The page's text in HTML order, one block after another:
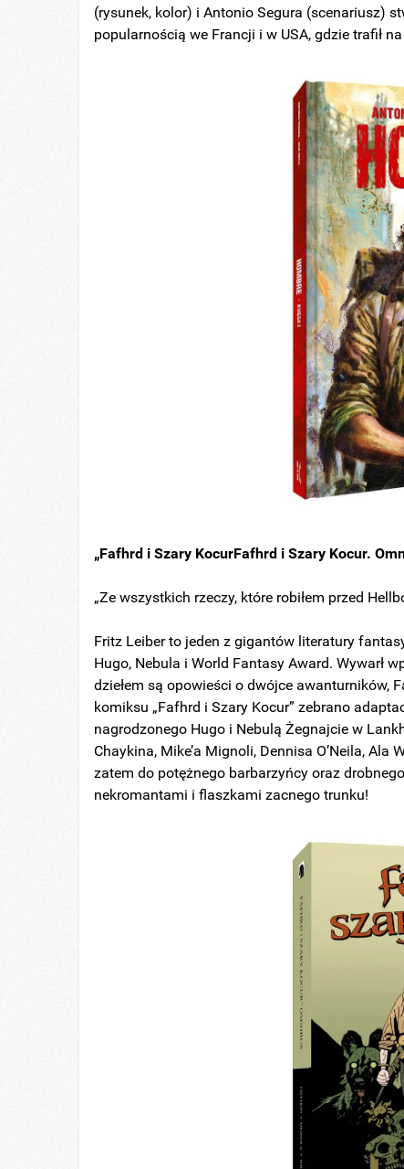
(rysunek, kolor) i Antonio Segura (scenariusz)
popularnością we Francji i w USA, gdzie trafił
„Fafhrd i Szary KocurFafhrd i Szary Kocur.
„Ze wszystkich rzeczy, które robiłem przed
Fritz Leiber to jeden z gigantów literatury
Hugo, Nebula i World Fantasy Award. Wywarł
dziełem są opowieści o dwójce awanturników,
komiksu „Fafhrd i Szary Kocur” zebrano
nagrodzonego Hugo i Nebulą Żegnajcie w
Chaykina, Mike’a Mignoli, Dennisa O’Neila,
zatem do potężnego barbarzyńcy oraz
nekromantami i flaszkami zacnego trunku!